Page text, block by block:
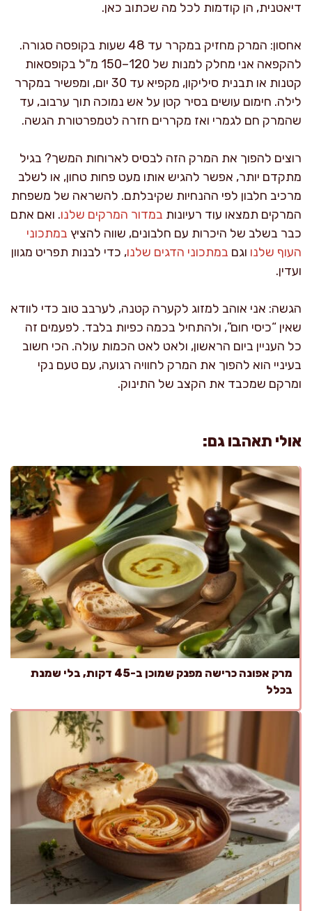
דיאטנית, הן קודמות לכל מה שכתוב כאן.
אחסון: המרק מחזיק במקרר עד 48 שעות בקופסה סגורה.
להקפאה אני מחלק למנות של 120–150 מ"ל בקופסאות
קטנות או תבנית סיליקון, מקפיא עד 30 יום, ומפשיר במקרר
לילה. חימום עושים בסיר קטן על אש נמוכה תוך ערבוב, עד
שהמרק חם לגמרי ואז מקררים חזרה לטמפרטורת הגשה.
רוצים להפוך את המרק הזה לבסיס לארוחות המשך? בגיל
מתקדם יותר, אפשר להגיש אותו מעט פחות טחון, או לשלב
מרכיב חלבון לפי ההנחיות שקיבלתם. להשראה של משפחת
המרקים תמצאו עוד רעיונות במדור המרקים שלנו. ואם אתם
כבר בשלב של היכרות עם חלבונים, שווה להציץ במתכוני
העוף שלנו וגם במתכוני הדגים שלנו, כדי לבנות תפריט מגוון
ועדין.
הגשה: אני אוהב למזוג לקערה קטנה, לערבב טוב כדי לוודא
שאין “כיסי חום”, ולהתחיל בכמה כפיות בלבד. לפעמים זה
כל העניין ביום הראשון, ולאט לאט הכמות עולה. הכי חשוב
בעיניי הוא להפוך את המרק לחוויה רגועה, עם טעם נקי
ומרקם שמכבד את הקצב של התינוק.
אולי תאהבו גם:
מרק אפונה כרישה מפנק שמוכן ב-45 דקות, בלי שמנת
בכלל